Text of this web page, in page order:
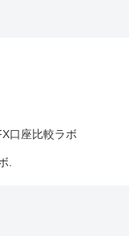
口座比較ラボ
.